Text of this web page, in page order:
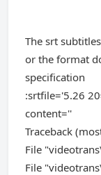
The srt
or the format
specification
:srtfile='5.26
content=''
Traceback
File
File